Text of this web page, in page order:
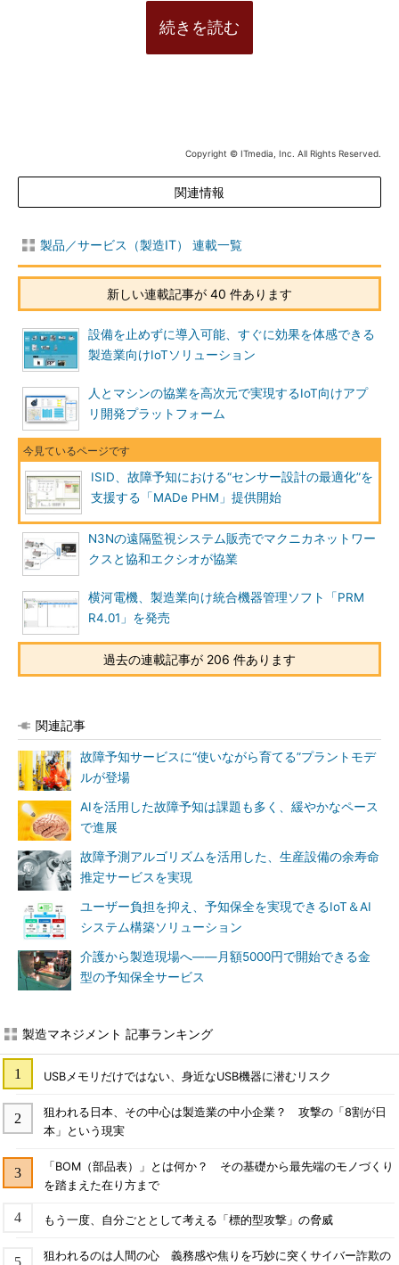
続きを読む
Copyright © ITmedia, Inc. All Rights Reserved.
関連情報
製品／サービス（製造IT） 連載一覧
新しい連載記事が 40 件あります
設備を止めずに導入可能、すぐに効果を体感できる
製造業向けIoTソリューション
人とマシンの協業を高次元で実現するIoT向けアプ
リ開発プラットフォーム
ISID、故障予知における“センサー設計の最適化”を
支援する「MADe PHM」提供開始
N3Nの遠隔監視システム販売でマクニカネットワー
クスと協和エクシオが協業
横河電機、製造業向け統合機器管理ソフト「PRM
R4.01」を発売
過去の連載記事が 206 件あります
関連記事
故障予知サービスに“使いながら育てる”プラントモデ
ルが登場
AIを活用した故障予知は課題も多く、緩やかなペース
で進展
故障予測アルゴリズムを活用した、生産設備の余寿命
推定サービスを実現
ユーザー負担を抑え、予知保全を実現できるIoT＆AI
システム構築ソリューション
介護から製造現場へ――月額5000円で開始できる金
型の予知保全サービス
製造マネジメント 記事ランキング
USBメモリだけではない、身近なUSB機器に潜むリスク
狙われる日本、その中心は製造業の中小企業？ 攻撃の「8割が日
本」という現実
「BOM（部品表）」とは何か？ その基礎から最先端のモノづくり
を踏まえた在り方まで
もう一度、自分ごととして考える「標的型攻撃」の脅威
狙われるのは人間の心 義務感や焦りを巧妙に突くサイバー詐欺の